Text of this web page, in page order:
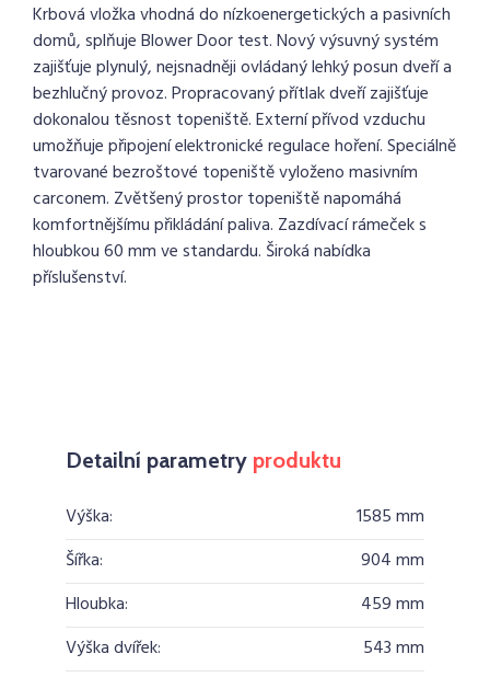
Krbová vložka vhodná do nízkoenergetických a pasivních
domů, splňuje Blower Door test. Nový výsuvný systém
zajišťuje plynulý, nejsnadněji ovládaný lehký posun dveří a
bezhlučný provoz. Propracovaný přítlak dveří zajišťuje
dokonalou těsnost topeniště. Externí přívod vzduchu
umožňuje připojení elektronické regulace hoření. Speciálně
tvarované bezroštové topeniště vyloženo masivním
carconem. Zvětšený prostor topeniště napomáhá
komfortnějšímu přikládání paliva. Zazdívací rámeček s
hloubkou 60 mm ve standardu. Široká nabídka
příslušenství.
Detailní parametry produktu
Výška:
1585 mm
Šířka:
904 mm
Hloubka:
459 mm
Výška dvířek:
543 mm